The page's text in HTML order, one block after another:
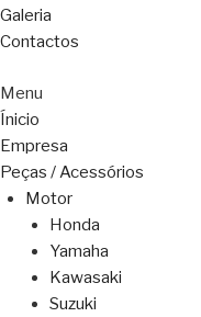
Galeria
Contactos
Menu
Ínicio
Empresa
Peças / Acessórios
Motor
Honda
Yamaha
Kawasaki
Suzuki